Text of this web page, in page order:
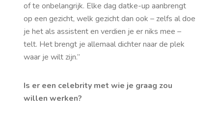
of te onbelangrijk. Elke dag datke-up aanbrengt
op een gezicht, welk gezicht dan ook – zelfs al doe
je het als assistent en verdien je er niks mee –
telt. Het brengt je allemaal dichter naar de plek
waar je wilt zijn.”
Is er een celebrity met wie je graag zou
willen werken?